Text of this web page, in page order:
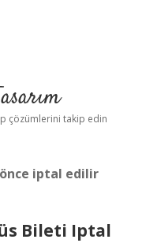
çözümlerini takip edin
iptal edilir
Bileti Iptal